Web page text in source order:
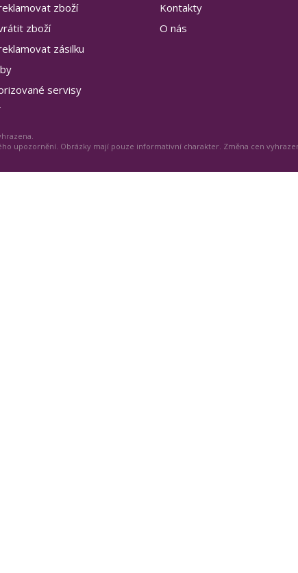
zboží
zboží
zásilku
servisy
Kontakty
O nás
upozornění. Obrázky mají pouze informativní charakter. Změna cen